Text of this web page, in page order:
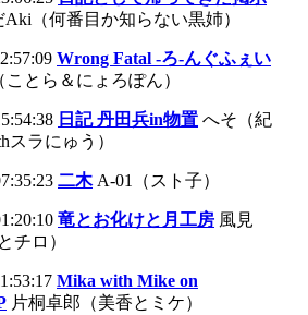
Aki（何番目か知らない黒姉）
Wrong Fatal -ろ-んぐふぇい
ことら＆にょろぽん）
日記 丹田兵in物置 へそ（紀
スラにゅう）
二木 A-01（スト子）
竜とお化けと月工房 風見
チロ）
Mika with Mike on
片桐卓郎（美香とミケ）